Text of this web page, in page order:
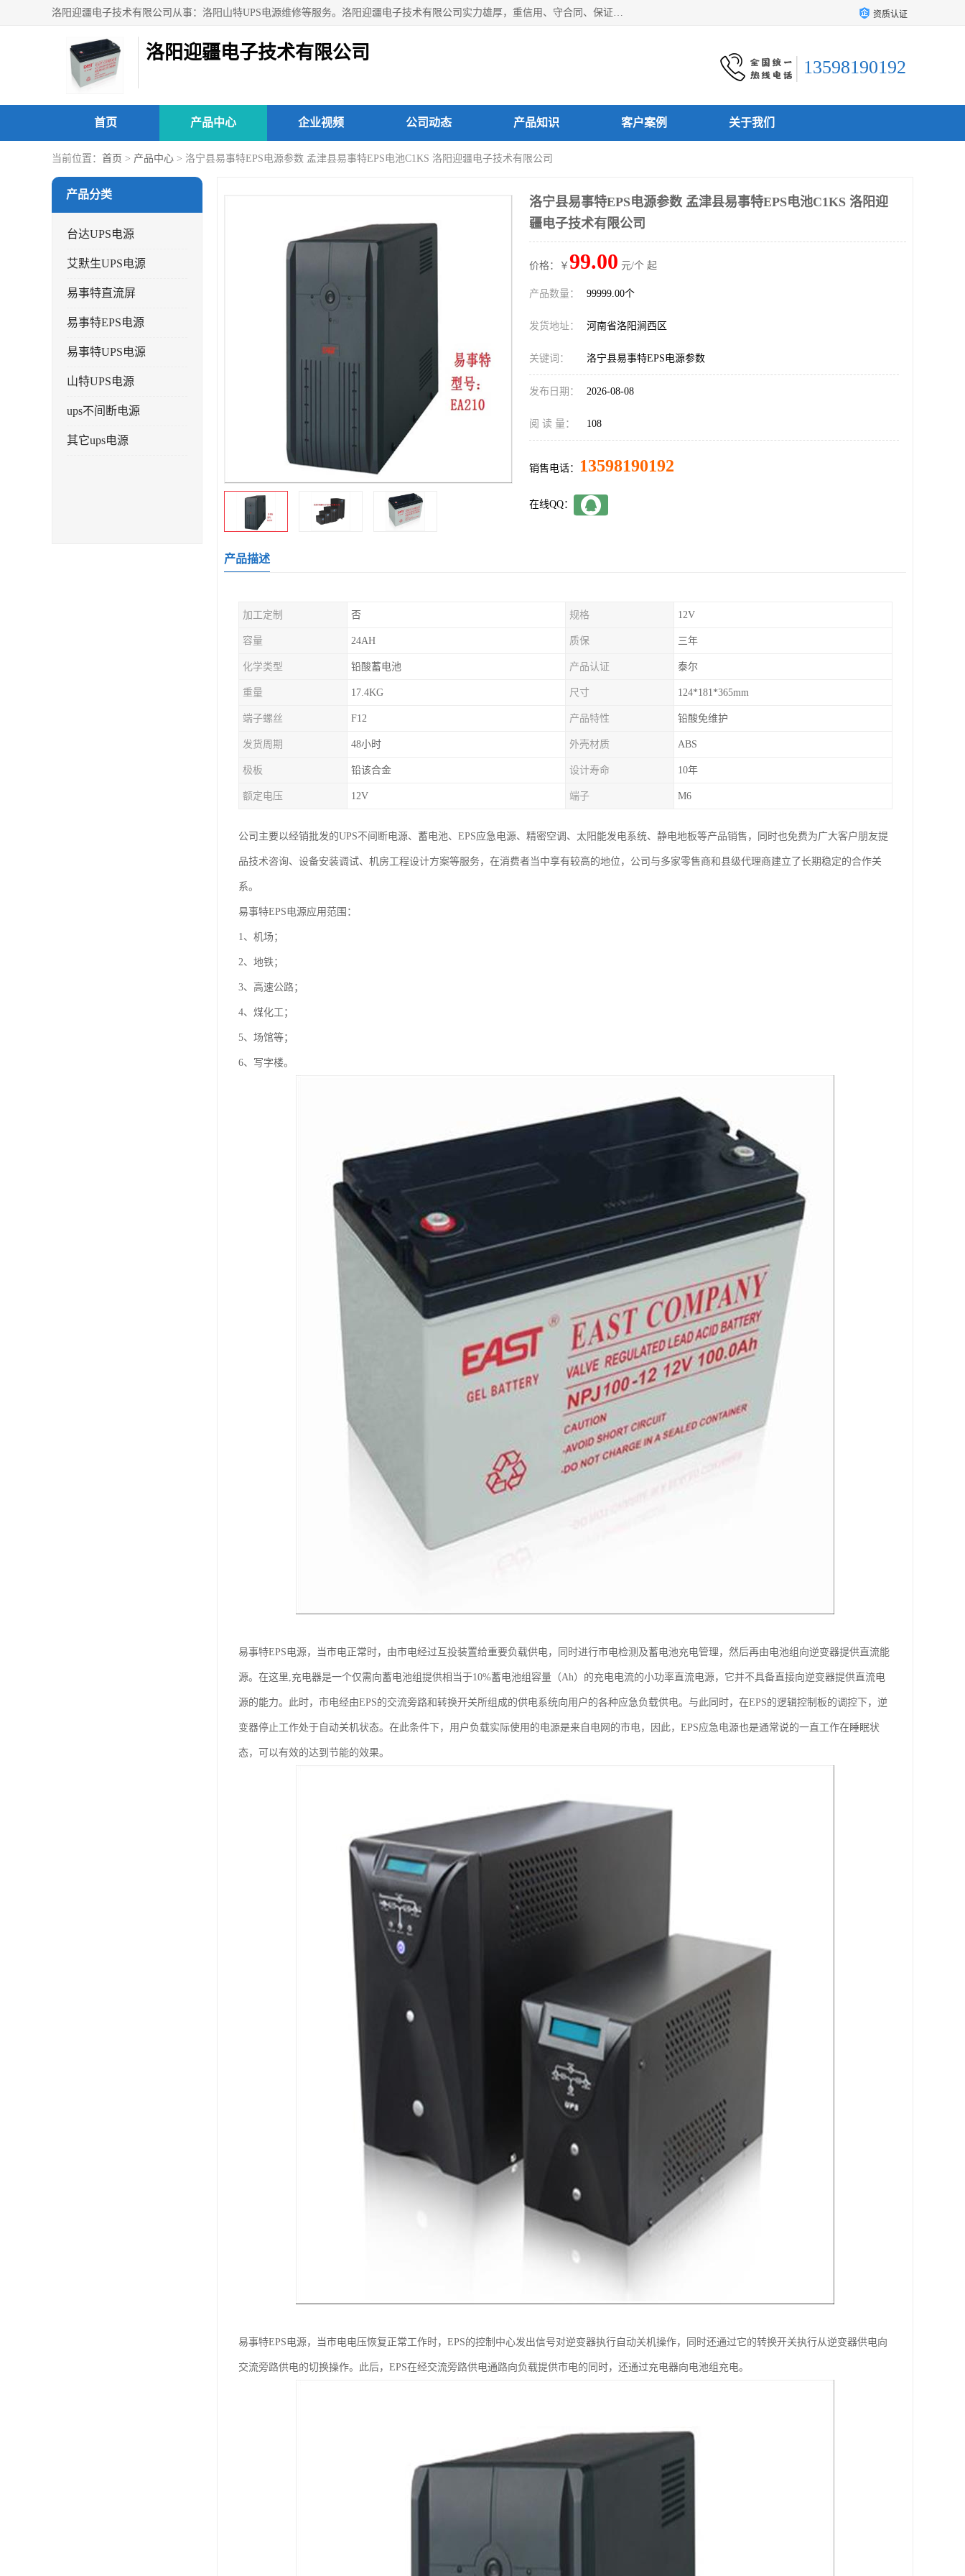
洛阳迎疆电子技术有限公司从事：洛阳山特UPS电源维修等服务。洛阳迎疆电子技术有限公司实力雄厚，重信用、守合同、保证产品质量，以多品种经营特色和薄利多销的原则，赢得了广大客户的信任。公司的宗旨——用服务求发展，用质量求生存！ 资质认证
洛阳迎疆电子技术有限公司
13598190192
首页 产品中心 企业视频 公司动态 产品知识 客户案例 关于我们
当前位置： 首页 > 产品中心 > 洛宁县易事特EPS电源参数 孟津县易事特EPS电池C1KS 洛阳迎疆电子技术有限公司
产品分类
台达UPS电源
艾默生UPS电源
易事特直流屏
易事特EPS电源
易事特UPS电源
山特UPS电源
ups不间断电源
其它ups电源
洛宁县易事特EPS电源参数 孟津县易事特EPS电池C1KS 洛阳迎
疆电子技术有限公司
价格：￥ 99.00 元/个 起
产品数量： 99999.00个
发货地址： 河南省洛阳涧西区
关键词： 洛宁县易事特EPS电源参数
发布日期： 2026-08-08
阅 读 量： 108
销售电话： 13598190192
在线QQ：
产品描述
加工定制 否 规格 12V
容量 24AH 质保 三年
化学类型 铅酸蓄电池 产品认证 泰尔
重量 17.4KG 尺寸 124*181*365mm
端子螺丝 F12 产品特性 铅酸免维护
发货周期 48小时 外壳材质 ABS
极板 铅该合金 设计寿命 10年
额定电压 12V 端子 M6
公司主要以经销批发的UPS不间断电源、蓄电池、EPS应急电源、精密空调、太阳能发电系统、静电地板等产品销售，同时也免费为广大客户朋友提
品技术咨询、设备安装调试、机房工程设计方案等服务，在消费者当中享有较高的地位，公司与多家零售商和县级代理商建立了长期稳定的合作关
系。
易事特EPS电源应用范围：
1、机场；
2、地铁；
3、高速公路；
4、煤化工；
5、场馆等；
6、写字楼。
易事特EPS电源，当市电正常时，由市电经过互投装置给重要负载供电，同时进行市电检测及蓄电池充电管理，然后再由电池组向逆变器提供直流能
源。在这里,充电器是一个仅需向蓄电池组提供相当于10%蓄电池组容量（Ah）的充电电流的小功率直流电源，它并不具备直接向逆变器提供直流电
源的能力。此时，市电经由EPS的交流旁路和转换开关所组成的供电系统向用户的各种应急负载供电。与此同时，在EPS的逻辑控制板的调控下，逆
变器停止工作处于自动关机状态。在此条件下，用户负载实际使用的电源是来自电网的市电，因此，EPS应急电源也是通常说的一直工作在睡眠状
态，可以有效的达到节能的效果。
易事特EPS电源，当市电电压恢复正常工作时，EPS的控制中心发出信号对逆变器执行自动关机操作，同时还通过它的转换开关执行从逆变器供电向
交流旁路供电的切换操作。此后，EPS在经交流旁路供电通路向负载提供市电的同时，还通过充电器向电池组充电。